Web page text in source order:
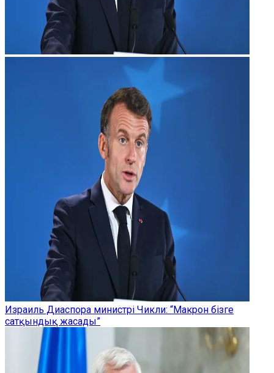
Израиль Диаспора министрі Чикли: “Макрон бізге
сатқындық жасады”